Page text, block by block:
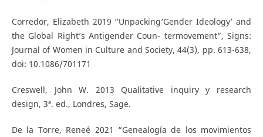
Corredor, Elizabeth 2019 “Unpacking‘Gender Ideology’ and
the Global Right’s Antigender Coun- termovement”, Signs:
Journal of Women in Culture and Society, 44(3), pp. 613-638,
doi: 10.1086/701171
Creswell, John W. 2013 Qualitative inquiry y research
design, 3ª. ed., Londres, Sage.
De la Torre, Reneé 2021 “Genealogía de los movimientos